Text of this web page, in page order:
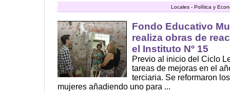
Locales - Política y
Fondo Educativo
realiza obras de
el Instituto Nº 15
Previo al inicio del Ciclo
tareas de mejoras en el
terciaria. Se reformaron
mujeres añadiendo uno para ...